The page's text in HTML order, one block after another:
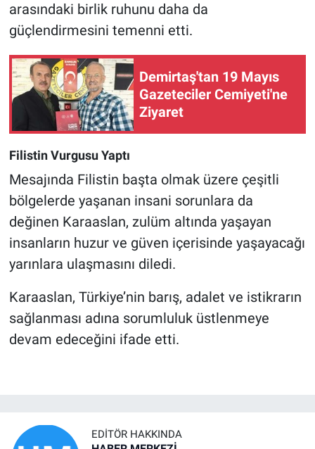
arasındaki birlik ruhunu daha da
güçlendirmesini temenni etti.
Demirtaş'tan 19 Mayıs
Gazeteciler Cemiyeti'ne
Ziyaret
Filistin Vurgusu Yaptı
Mesajında Filistin başta olmak üzere çeşitli
bölgelerde yaşanan insani sorunlara da
değinen Karaaslan, zulüm altında yaşayan
insanların huzur ve güven içerisinde yaşayacağı
yarınlara ulaşmasını diledi.
Karaaslan, Türkiye’nin barış, adalet ve istikrarın
sağlanması adına sorumluluk üstlenmeye
devam edeceğini ifade etti.
EDITÖR HAKKINDA